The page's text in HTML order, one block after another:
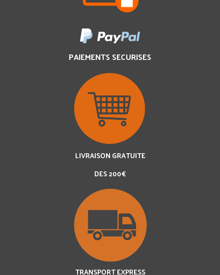
PAIEMENTS SECURISES
LIVRAISON GRATUITE
DES 200€
TRANSPORT EXPRESS